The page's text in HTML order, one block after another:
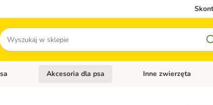
Szukaj
Akcesoria dla kota
Otwórz menu kategorii: Karma dla psa
Akcesoria dla psa Otwórz menu kategorii:
Inne zwierzęta